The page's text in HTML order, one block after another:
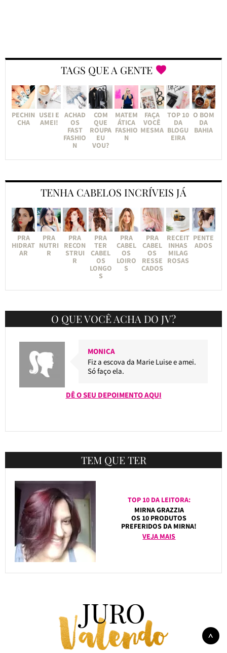
TAGS QUE A GENTE
PECHIN
CHA
USEI E
AMEI!
ACHAD
OS
FAST
FASHIO
N
COM
QUE
ROUPA
EU
VOU?
MATEM
ÁTICA
FASHIO
N
FAÇA
VOCÊ
MESMA
TOP 10
DA
BLOGU
EIRA
O BOM
DA
BAHIA
TENHA CABELOS INCRÍVEIS JÁ
PRA
HIDRAT
AR
PRA
NUTRI
R
PRA
RECON
STRUI
R
PRA
TER
CABEL
OS
LONGO
S
PRA
CABEL
OS
LOIRO
S
PRA
CABEL
OS
RESSE
CADOS
RECEIT
INHAS
MILAG
ROSAS
PENTE
ADOS
O QUE VOCÊ ACHA DO JV?
MONICA
Fiz a escova da Marie Luise e amei.
Só faço ela.
DÊ O SEU DEPOIMENTO AQUI
TEM QUE TER
TOP 10 DA LEITORA:
MIRNA GRAZZIA
OS 10 PRODUTOS
PREFERIDOS DA MIRNA!
VEJA MAIS